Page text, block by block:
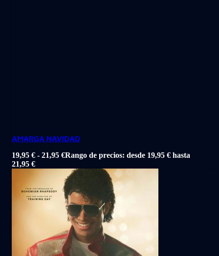
AMARGA NAVIDAD
19,95 € - 21,95 €Rango de precios: desde 19,95 € hasta
21,95 €